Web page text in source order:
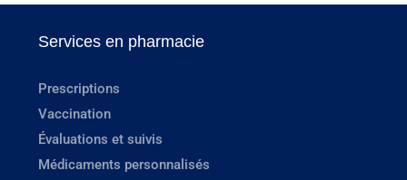
Services en pharmacie
Prescriptions
Vaccination
Évaluations et suivis
Médicaments personnalisés